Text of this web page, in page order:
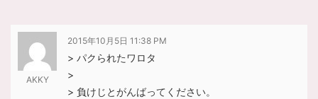
AKKY
2015年10月5日 11:38 PM
> パクられたワロタ
>
> 負けじとがんばってください。